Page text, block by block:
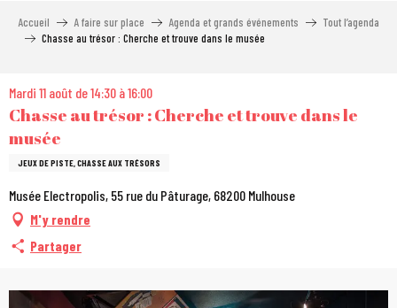
Accueil A faire sur place Agenda et grands événements
Tout l’agenda
Chasse au trésor : Cherche et trouve dans le musée
Mardi 11 août de 14:30 à 16:00
Chasse au trésor : Cherche et trouve dans le
musée
JEUX DE PISTE, CHASSE AUX TRÉSORS
Musée Electropolis, 55 rue du Pâturage, 68200 Mulhouse
M'y rendre
Partager